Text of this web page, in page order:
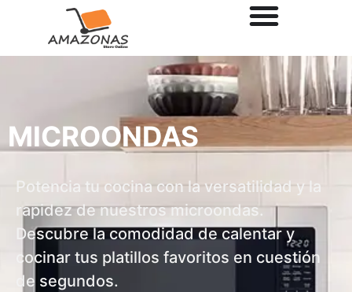
MICROONDAS
Potencia tu cocina con la versatilidad y la
rapidez de nuestros microondas.
Descubre la comodidad de calentar y
cocinar tus platillos favoritos en cuestión
de segundos.